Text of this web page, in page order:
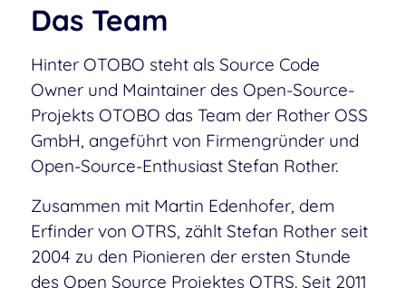
Das Team
Hinter OTOBO steht als Source Code
Owner und Maintainer des Open-Source-
Projekts OTOBO das Team der Rother OSS
GmbH, angeführt von Firmengründer und
Open-Source-Enthusiast Stefan Rother.
Zusammen mit Martin Edenhofer, dem
Erfinder von OTRS, zählt Stefan Rother seit
2004 zu den Pionieren der ersten Stunde
des Open Source Projektes OTRS. Seit 2011